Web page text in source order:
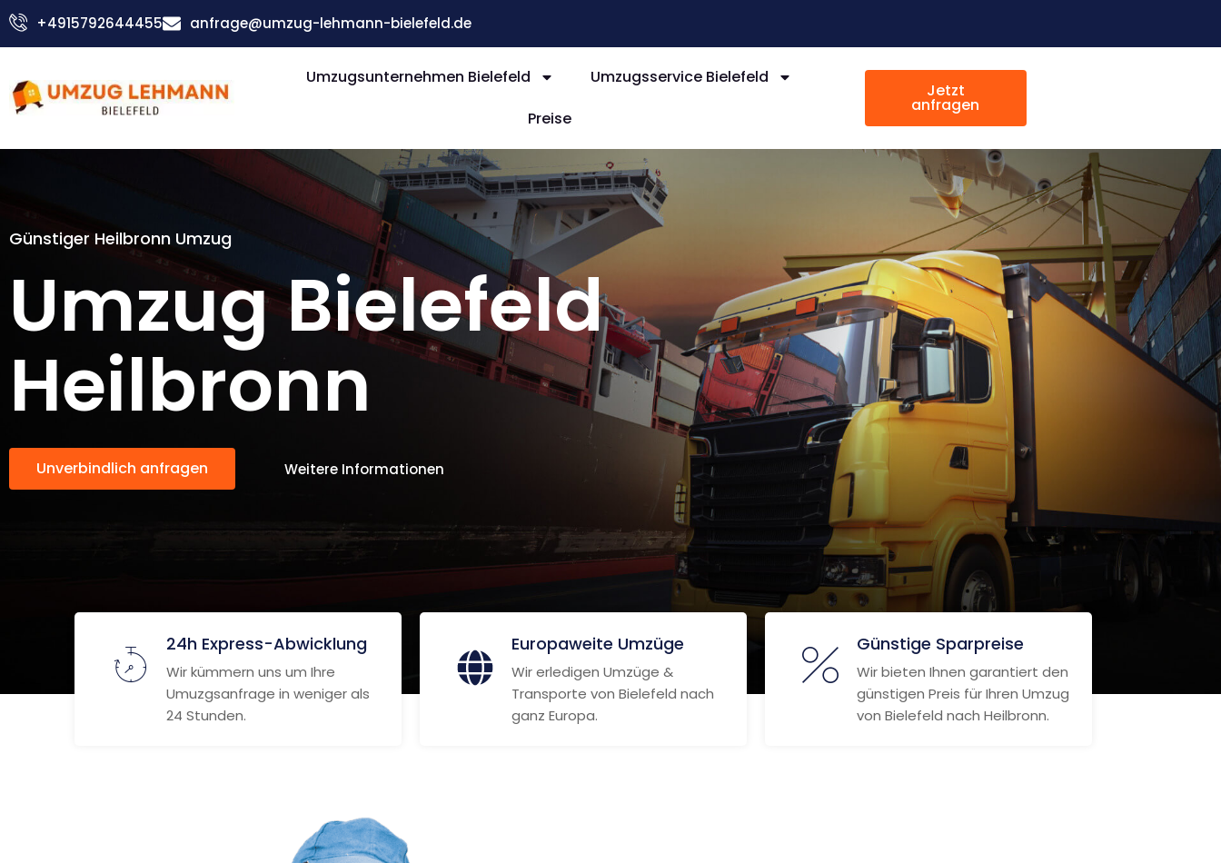
Zum
Inhalt
+4915792644455 anfrage@umzug-lehmann-bielefeld.de
Umzugsunternehmen Bielefeld
Umzugsservice Bielefeld
Preise
Jetzt
anfragen
Günstiger Heilbronn Umzug
Umzug Bielefeld
Heilbronn
Unverbindlich anfragen Weitere Informationen
24h Express-Abwicklung
Wir kümmern uns um Ihre
Umuzgsanfrage in weniger als
24 Stunden.
Europaweite Umzüge
Wir erledigen Umzüge &
Transporte von Bielefeld nach
ganz Europa.
Günstige Sparpreise
Wir bieten Ihnen garantiert den
günstigen Preis für Ihren Umzug
von Bielefeld nach Heilbronn.